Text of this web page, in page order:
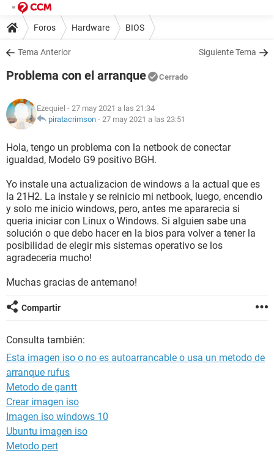
Foros Hardware BIOS
Tema Anterior Siguiente Tema
Problema con el arranque Cerrado
Ezequiel - 27 may 2021 a las 21:34
piratacrimson - 27 may 2021 a las 23:51
Hola, tengo un problema con la netbook de conectar
igualdad, Modelo G9 positivo BGH.
Yo instale una actualizacion de windows a la actual que es
la 21H2. La instale y se reinicio mi netbook, luego, encendio
y solo me inicio windows, pero, antes me apararecia si
queria iniciar con Linux o Windows. Si alguien sabe una
solución o que debo hacer en la bios para volver a tener la
posibilidad de elegir mis sistemas operativo se los
agradeceria mucho!
Muchas gracias de antemano!
Compartir
Consulta también:
Esta imagen iso o no es autoarrancable o usa un metodo de
arranque rufus
Metodo de gantt
Crear imagen iso
Imagen iso windows 10
Ubuntu imagen iso
Metodo pert